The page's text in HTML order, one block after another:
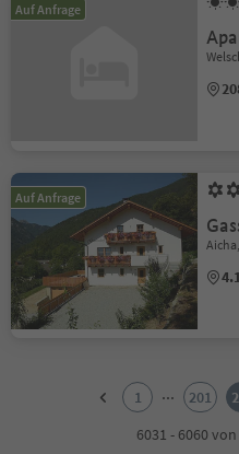
Auf Anfrage
Auf Anfrage
1 ... 201
6031 - 6060